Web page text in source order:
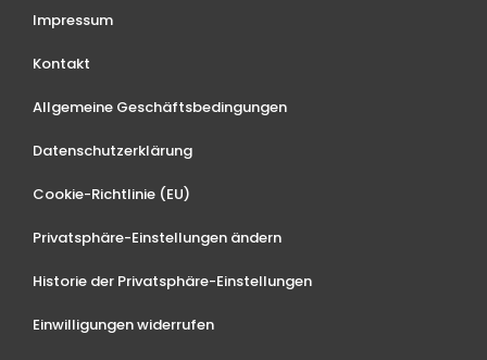
Impressum
Kontakt
Allgemeine Geschäftsbedingungen
Datenschutzerklärung
Cookie-Richtlinie (EU)
Privatsphäre-Einstellungen ändern
Historie der Privatsphäre-Einstellungen
Einwilligungen widerrufen